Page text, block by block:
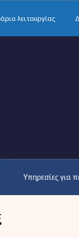
λειτουργίας
Υπηρεσίες για